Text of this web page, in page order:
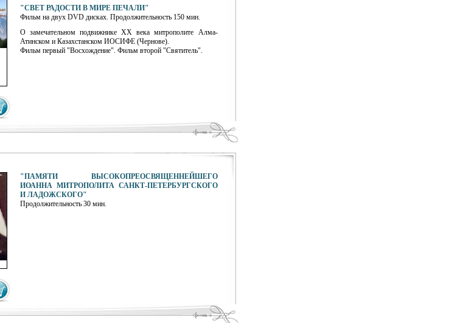
"СВЕТ РАДОСТИ В МИРЕ ПЕЧАЛИ"
Фильм на двух DVD дисках. Продолжительность 150 мин.
О замечательном подвижнике XX века митрополите Алма-
Атинском и Казахстанском ИОСИФЕ (Чернове).
Фильм первый "Восхождение". Фильм второй "Святитель".
"ПАМЯТИ ВЫСОКОПРЕОСВЯЩЕННЕЙШЕГО
ИОАННА МИТРОПОЛИТА САНКТ-ПЕТЕРБУРГСКОГО
И ЛАДОЖСКОГО"
Продолжительность 30 мин.